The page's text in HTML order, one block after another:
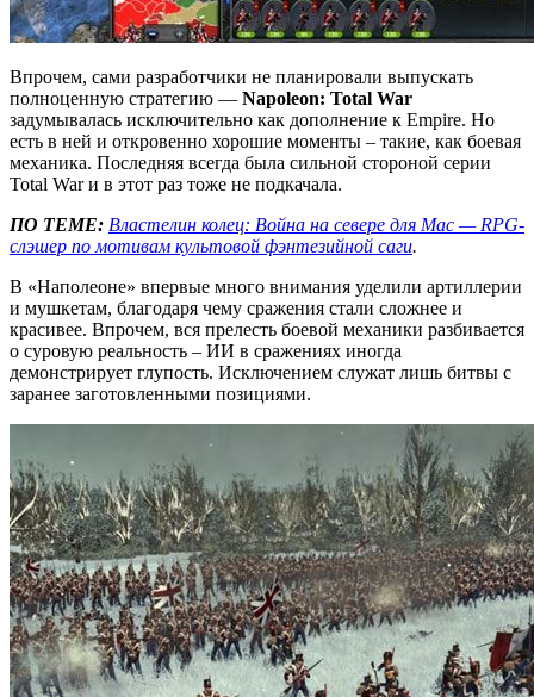
Впрочем, сами разработчики не планировали выпускать
полноценную стратегию — Napoleon: Total War
задумывалась исключительно как дополнение к Empire. Но
есть в ней и откровенно хорошие моменты – такие, как боевая
механика. Последняя всегда была сильной стороной серии
Total War и в этот раз тоже не подкачала.
ПО ТЕМЕ: Властелин колец: Война на севере для Mac — RPG-
слэшер по мотивам культовой фэнтезийной саги.
В «Наполеоне» впервые много внимания уделили артиллерии
и мушкетам, благодаря чему сражения стали сложнее и
красивее. Впрочем, вся прелесть боевой механики разбивается
о суровую реальность – ИИ в сражениях иногда
демонстрирует глупость. Исключением служат лишь битвы с
заранее заготовленными позициями.